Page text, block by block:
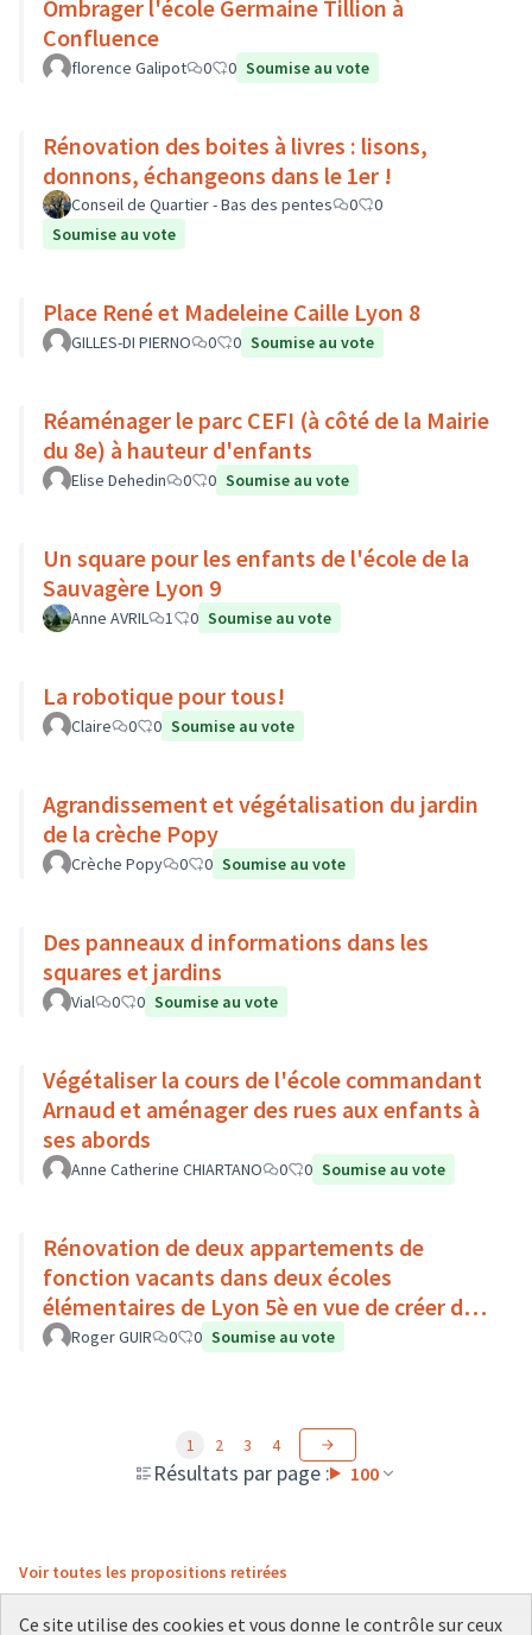
Ombrager l'école Germaine Tillion à
Confluence
florence Galipot 0 0 Soumise au vote
Rénovation des boites à livres : lisons,
donnons, échangeons dans le 1er !
Conseil de Quartier - Bas des pentes 0
0
Soumise au vote
Place René et Madeleine Caille Lyon 8
GILLES-DI PIERNO 0 0 Soumise au vote
Réaménager le parc CEFI (à côté de la Mairie
du 8e) à hauteur d'enfants
Elise Dehedin 0 0 Soumise au vote
Un square pour les enfants de l'école de la
Sauvagère Lyon 9
Anne AVRIL 1 0 Soumise au vote
La robotique pour tous!
Claire 0 0 Soumise au vote
Agrandissement et végétalisation du jardin
de la crèche Popy
Crèche Popy 0 0 Soumise au vote
Des panneaux d informations dans les
squares et jardins
Vial 0 0 Soumise au vote
Végétaliser la cours de l'école commandant
Arnaud et aménager des rues aux enfants à
ses abords
Anne Catherine CHIARTANO 0 0 Soumise au vote
Rénovation de deux appartements de
fonction vacants dans deux écoles
élémentaires de Lyon 5è en vue de créer des
résidences d’artiste dans l'école
Roger GUIR 0 0 Soumise au vote
Résultats par page : 100
1 2 3 4
Voir toutes les propositions retirées
Ce site utilise des cookies et vous donne le contrôle sur ceux